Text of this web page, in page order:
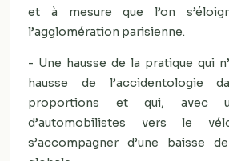
et à mesure que l’on
l’agglomération parisienne.
- Une hausse de la pratique qui
hausse de l’accidentologie
proportions et qui, avec
d’automobilistes vers le
s’accompagner d’une baisse